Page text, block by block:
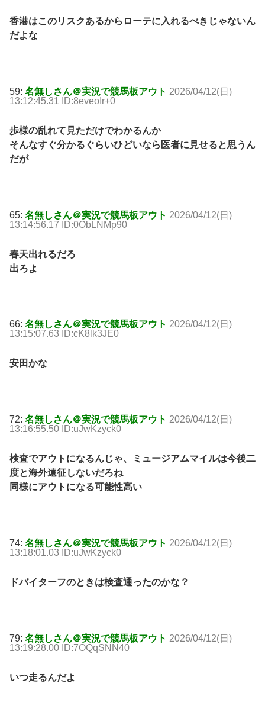
香港はこのリスクあるからローテに入れるべきじゃないん
だよな
59: 名無しさん＠実況で競馬板アウト 2026/04/12(日)
13:12:45.31 ID:8eveoIr+0
歩様の乱れて見ただけでわかるんか
そんなすぐ分かるぐらいひどいなら医者に見せると思うん
だが
65: 名無しさん＠実況で競馬板アウト 2026/04/12(日)
13:14:56.17 ID:0ObLNMp90
春天出れるだろ
出ろよ
66: 名無しさん＠実況で競馬板アウト 2026/04/12(日)
13:15:07.63 ID:cK8lk3JE0
安田かな
72: 名無しさん＠実況で競馬板アウト 2026/04/12(日)
13:16:55.50 ID:uJwKzyck0
検査でアウトになるんじゃ、ミュージアムマイルは今後二
度と海外遠征しないだろね
同様にアウトになる可能性高い
74: 名無しさん＠実況で競馬板アウト 2026/04/12(日)
13:18:01.03 ID:uJwKzyck0
ドバイターフのときは検査通ったのかな？
79: 名無しさん＠実況で競馬板アウト 2026/04/12(日)
13:19:28.00 ID:7OQqSNN40
いつ走るんだよ